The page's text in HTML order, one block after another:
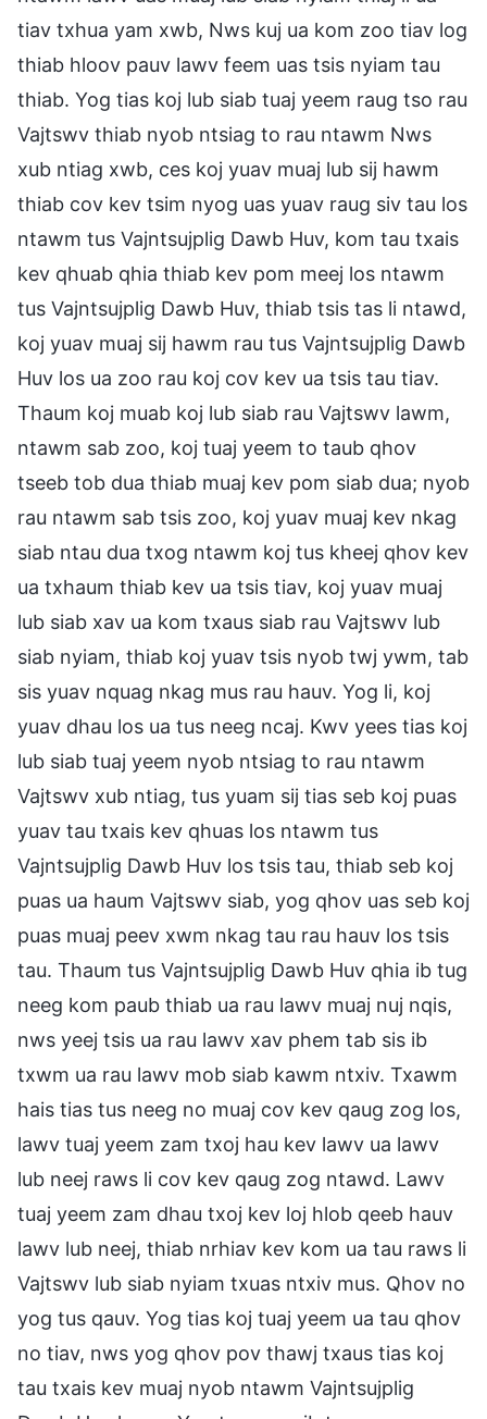
tiav txhua yam xwb, Nws kuj ua kom zoo tiav log
thiab hloov pauv lawv feem uas tsis nyiam tau
thiab. Yog tias koj lub siab tuaj yeem raug tso rau
Vajtswv thiab nyob ntsiag to rau ntawm Nws
xub ntiag xwb, ces koj yuav muaj lub sij hawm
thiab cov kev tsim nyog uas yuav raug siv tau los
ntawm tus Vajntsujplig Dawb Huv, kom tau txais
kev qhuab qhia thiab kev pom meej los ntawm
tus Vajntsujplig Dawb Huv, thiab tsis tas li ntawd,
koj yuav muaj sij hawm rau tus Vajntsujplig Dawb
Huv los ua zoo rau koj cov kev ua tsis tau tiav.
Thaum koj muab koj lub siab rau Vajtswv lawm,
ntawm sab zoo, koj tuaj yeem to taub qhov
tseeb tob dua thiab muaj kev pom siab dua; nyob
rau ntawm sab tsis zoo, koj yuav muaj kev nkag
siab ntau dua txog ntawm koj tus kheej qhov kev
ua txhaum thiab kev ua tsis tiav, koj yuav muaj
lub siab xav ua kom txaus siab rau Vajtswv lub
siab nyiam, thiab koj yuav tsis nyob twj ywm, tab
sis yuav nquag nkag mus rau hauv. Yog li, koj
yuav dhau los ua tus neeg ncaj. Kwv yees tias koj
lub siab tuaj yeem nyob ntsiag to rau ntawm
Vajtswv xub ntiag, tus yuam sij tias seb koj puas
yuav tau txais kev qhuas los ntawm tus
Vajntsujplig Dawb Huv los tsis tau, thiab seb koj
puas ua haum Vajtswv siab, yog qhov uas seb koj
puas muaj peev xwm nkag tau rau hauv los tsis
tau. Thaum tus Vajntsujplig Dawb Huv qhia ib tug
neeg kom paub thiab ua rau lawv muaj nuj nqis,
nws yeej tsis ua rau lawv xav phem tab sis ib
txwm ua rau lawv mob siab kawm ntxiv. Txawm
hais tias tus neeg no muaj cov kev qaug zog los,
lawv tuaj yeem zam txoj hau kev lawv ua lawv
lub neej raws li cov kev qaug zog ntawd. Lawv
tuaj yeem zam dhau txoj kev loj hlob qeeb hauv
lawv lub neej, thiab nrhiav kev kom ua tau raws li
Vajtswv lub siab nyiam txuas ntxiv mus. Qhov no
yog tus qauv. Yog tias koj tuaj yeem ua tau qhov
no tiav, nws yog qhov pov thawj txaus tias koj
tau txais kev muaj nyob ntawm Vajntsujplig